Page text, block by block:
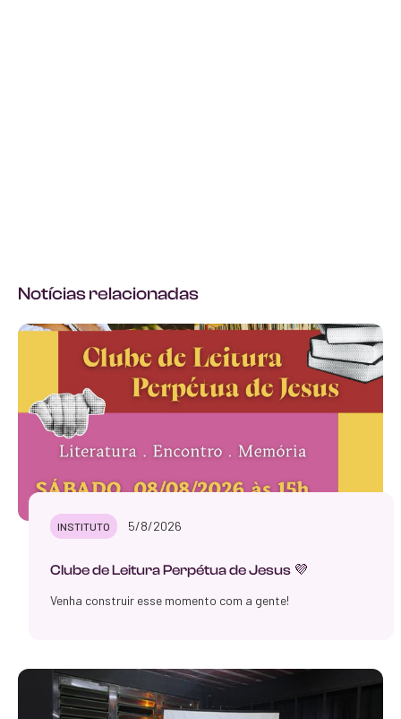
Notícias relacionadas
INSTITUTO 5/8/2026
Clube de Leitura Perpétua de Jesus 💜
Venha construir esse momento com a gente!